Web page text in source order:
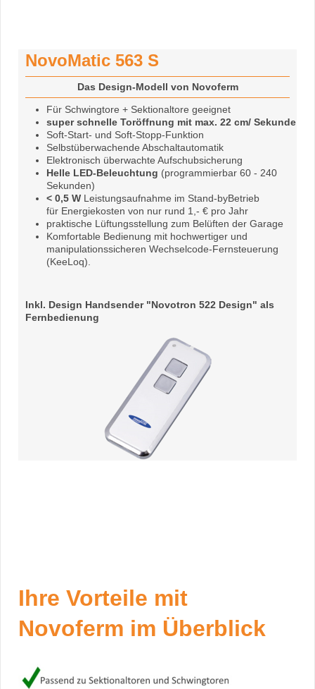
NovoMatic 563 S
Das Design-Modell von Novoferm
Für Schwingtore + Sektionaltore geeignet
super schnelle Toröffnung mit max. 22 cm/ Sekunde
Soft-Start- und Soft-Stopp-Funktion
Selbstüberwachende Abschaltautomatik
Elektronisch überwachte Aufschubsicherung
Helle LED-Beleuchtung (programmierbar 60 - 240
Sekunden)
< 0,5 W Leistungsaufnahme im Stand-byBetrieb
für Energiekosten von nur rund 1,- € pro Jahr
praktische Lüftungsstellung zum Belüften der Garage
Komfortable Bedienung mit hochwertiger und
manipulationssicheren Wechselcode-Fernsteuerung
(KeeLoq).
Inkl. Design Handsender "Novotron 522 Design" als
Fernbedienung
Ihre Vorteile mit
Novoferm im Überblick